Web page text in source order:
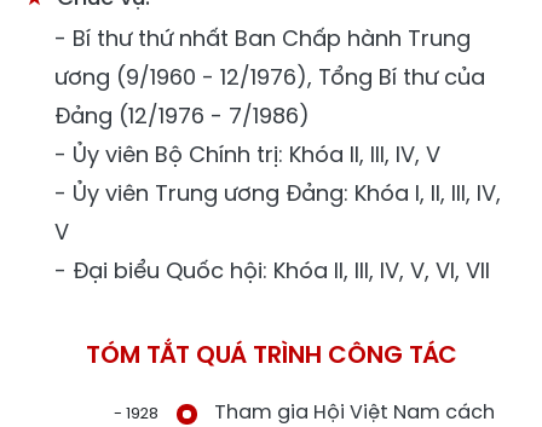
- Bí thư thứ nhất Ban Chấp hành Trung
ương (9/1960 - 12/1976), Tổng Bí thư của
Đảng (12/1976 - 7/1986)
- Ủy viên Bộ Chính trị: Khóa II, III, IV, V
- Ủy viên Trung ương Đảng: Khóa I, II, III, IV,
V
- Đại biểu Quốc hội: Khóa II, III, IV, V, VI, VII
TÓM TẮT QUÁ TRÌNH CÔNG TÁC
- 1928
Tham gia Hội Việt Nam cách